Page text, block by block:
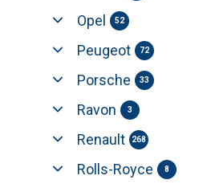
Opel 52
Peugeot 72
Porsche 33
Ravon 3
Renault 268
Rolls-Royce 8